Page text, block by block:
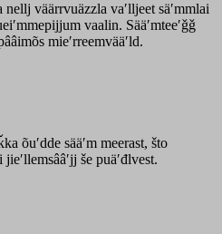
nellj väärrvuäzzla vaʹlljeet säʹmmlai
vaalin. Sääʹmteeʹǧǧ
mieʹrreemvääʹld.
õuʹdde sääʹm meerast, što
še puäʹđlvest.